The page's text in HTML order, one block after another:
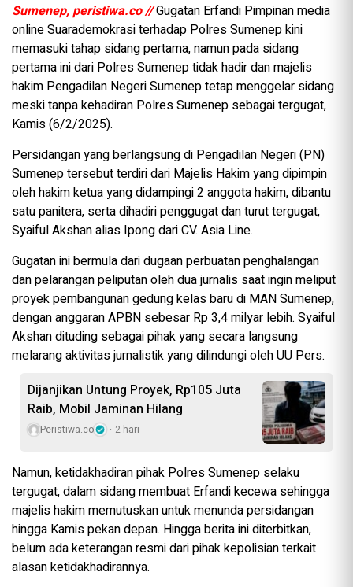
Sumenep, peristiwa.co //Gugatan Erfandi Pimpinan media
online Suarademokrasi terhadap Polres Sumenep kini
memasuki tahap sidang pertama, namun pada sidang
pertama ini dari Polres Sumenep tidak hadir dan majelis
hakim Pengadilan Negeri Sumenep tetap menggelar sidang
meski tanpa kehadiran Polres Sumenep sebagai tergugat,
Kamis (6/2/2025).
Persidangan yang berlangsung di Pengadilan Negeri (PN)
Sumenep tersebut terdiri dari Majelis Hakim yang dipimpin
oleh hakim ketua yang didampingi 2 anggota hakim, dibantu
satu panitera, serta dihadiri penggugat dan turut tergugat,
Syaiful Akshan alias Ipong dari CV. Asia Line.
Gugatan ini bermula dari dugaan perbuatan penghalangan
dan pelarangan peliputan oleh dua jurnalis saat ingin meliput
proyek pembangunan gedung kelas baru di MAN Sumenep,
dengan anggaran APBN sebesar Rp 3,4 milyar lebih. Syaiful
Akshan dituding sebagai pihak yang secara langsung
melarang aktivitas jurnalistik yang dilindungi oleh UU Pers.
Dijanjikan Untung Proyek, Rp105 Juta
Raib, Mobil Jaminan Hilang
Peristiwa.co 2 hari
Namun, ketidakhadiran pihak Polres Sumenep selaku
tergugat, dalam sidang membuat Erfandi kecewa sehingga
majelis hakim memutuskan untuk menunda persidangan
hingga Kamis pekan depan. Hingga berita ini diterbitkan,
belum ada keterangan resmi dari pihak kepolisian terkait
alasan ketidakhadirannya.